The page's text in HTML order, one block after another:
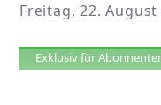
Freitag, 22.
Artikel
Exklusiv für